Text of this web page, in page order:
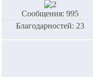
Сообщения: 995
Благодарностей: 23